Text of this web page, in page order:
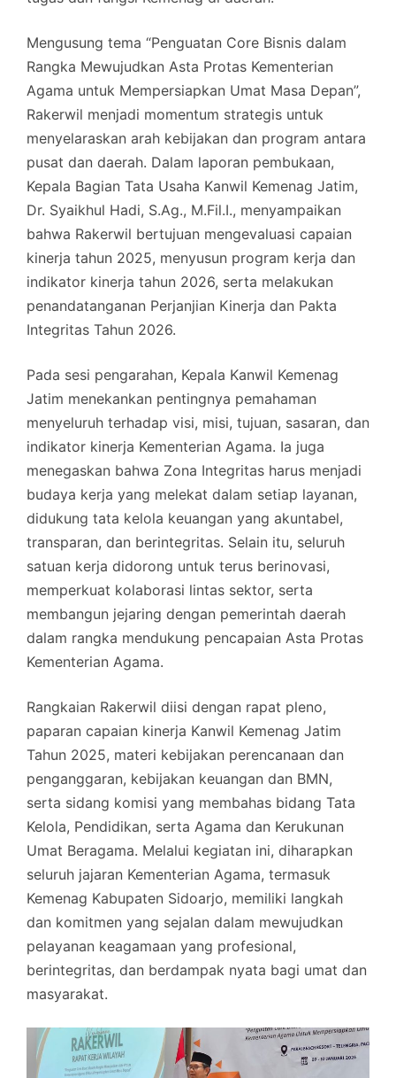
Mengusung tema “Penguatan Core Bisnis dalam
Rangka Mewujudkan Asta Protas Kementerian
Agama untuk Mempersiapkan Umat Masa Depan”,
Rakerwil menjadi momentum strategis untuk
menyelaraskan arah kebijakan dan program antara
pusat dan daerah. Dalam laporan pembukaan,
Kepala Bagian Tata Usaha Kanwil Kemenag Jatim,
Dr. Syaikhul Hadi, S.Ag., M.Fil.I., menyampaikan
bahwa Rakerwil bertujuan mengevaluasi capaian
kinerja tahun 2025, menyusun program kerja dan
indikator kinerja tahun 2026, serta melakukan
penandatanganan Perjanjian Kinerja dan Pakta
Integritas Tahun 2026.
Pada sesi pengarahan, Kepala Kanwil Kemenag
Jatim menekankan pentingnya pemahaman
menyeluruh terhadap visi, misi, tujuan, sasaran, dan
indikator kinerja Kementerian Agama. Ia juga
menegaskan bahwa Zona Integritas harus menjadi
budaya kerja yang melekat dalam setiap layanan,
didukung tata kelola keuangan yang akuntabel,
transparan, dan berintegritas. Selain itu, seluruh
satuan kerja didorong untuk terus berinovasi,
memperkuat kolaborasi lintas sektor, serta
membangun jejaring dengan pemerintah daerah
dalam rangka mendukung pencapaian Asta Protas
Kementerian Agama.
Rangkaian Rakerwil diisi dengan rapat pleno,
paparan capaian kinerja Kanwil Kemenag Jatim
Tahun 2025, materi kebijakan perencanaan dan
penganggaran, kebijakan keuangan dan BMN,
serta sidang komisi yang membahas bidang Tata
Kelola, Pendidikan, serta Agama dan Kerukunan
Umat Beragama. Melalui kegiatan ini, diharapkan
seluruh jajaran Kementerian Agama, termasuk
Kemenag Kabupaten Sidoarjo, memiliki langkah
dan komitmen yang sejalan dalam mewujudkan
pelayanan keagamaan yang profesional,
berintegritas, dan berdampak nyata bagi umat dan
masyarakat.